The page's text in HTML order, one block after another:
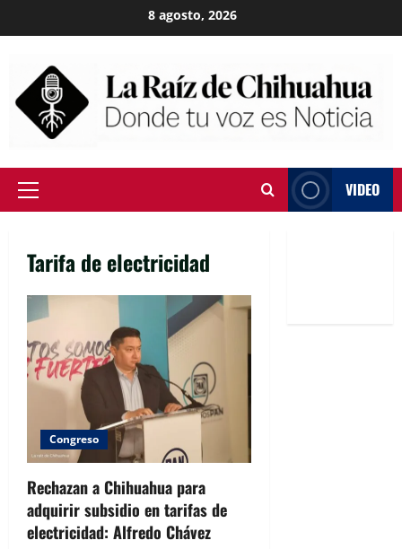
to
8 agosto, 2026
Primary
VIDEO
Tarifa de electricidad
Congreso
Rechazan a Chihuahua para
adquirir subsidio en tarifas de
electricidad: Alfredo Chávez